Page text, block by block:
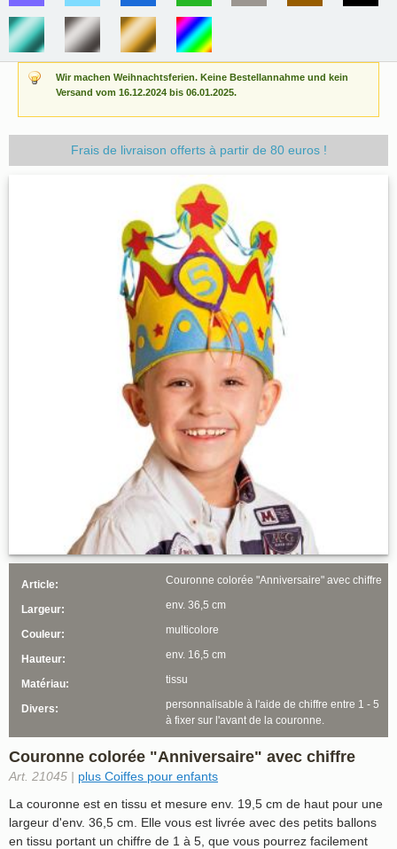
Wir machen Weihnachtsferien. Keine Bestellannahme und kein
Versand vom 16.12.2024 bis 06.01.2025.
Couronne colorée "Anniversaire" avec chiffre
Art. 21045 | plus Coiffes pour enfants
La couronne est en tissu et mesure env. 19,5 cm de haut pour une
largeur d'env. 36,5 cm. Elle vous est livrée avec des petits ballons
en tissu portant un chiffre de 1 à 5, que vous pourrez facilement
Frais de livraison offerts à partir de 80 euros !
Article: Couronne colorée "Anniversaire" avec chiffre
Largeur: env. 36,5 cm
Couleur: multicolore
Hauteur: env. 16,5 cm
Matériau: tissu
Divers:
personnalisable à l'aide de chiffre entre 1 - 5
à fixer sur l'avant de la couronne.